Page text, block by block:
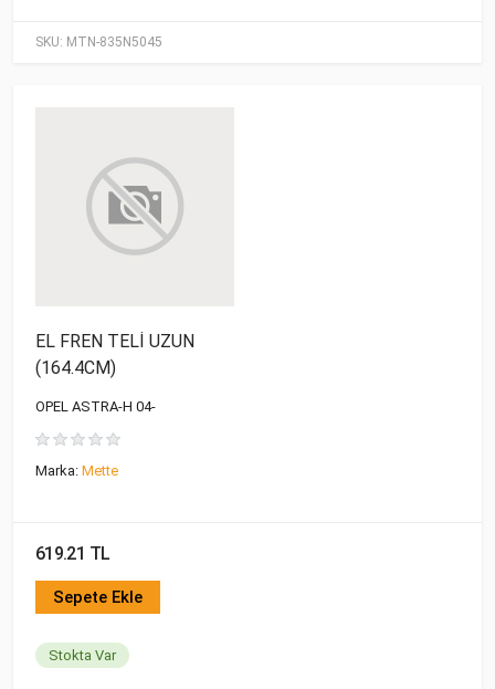
SKU: MTN-835N5045
EL FREN TELİ UZUN
(164.4CM)
OPEL ASTRA-H 04-
Marka: Mette
619.21 TL
Sepete Ekle
Stokta Var